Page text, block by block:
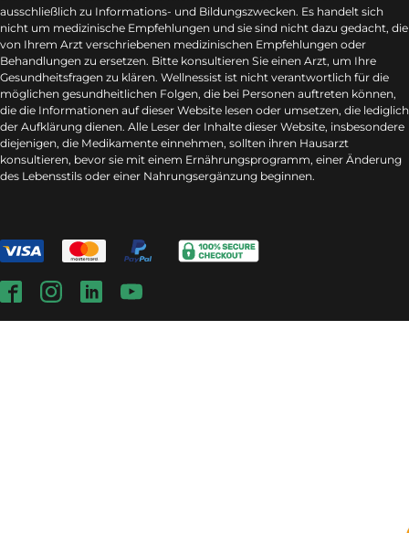
ausschließlich zu Informations- und Bildungszwecken. Es handelt sich
nicht um medizinische Empfehlungen und sie sind nicht dazu gedacht, die
von Ihrem Arzt verschriebenen medizinischen Empfehlungen oder
Behandlungen zu ersetzen. Bitte konsultieren Sie einen Arzt, um Ihre
Gesundheitsfragen zu klären. Wellnessist ist nicht verantwortlich für die
möglichen gesundheitlichen Folgen, die bei Personen auftreten können,
die die Informationen auf dieser Website lesen oder umsetzen, die lediglich
der Aufklärung dienen. Alle Leser der Inhalte dieser Website, insbesondere
diejenigen, die Medikamente einnehmen, sollten ihren Hausarzt
konsultieren, bevor sie mit einem Ernährungsprogramm, einer Änderung
des Lebensstils oder einer Nahrungsergänzung beginnen.